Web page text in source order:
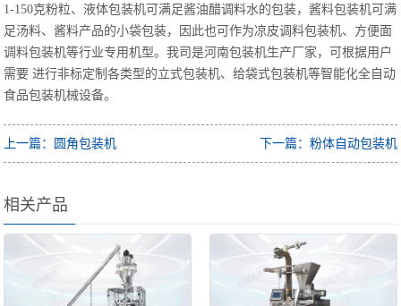
1-150克粉粒、液体包装机可满足酱油醋调料水的包装，酱料包装机可满
足汤料、酱料产品的小袋包装，因此也可作为凉皮调料包装机、方便面
调料包装机等行业专用机型。我司是河南包装机生产厂家，可根据用户
需要 进行非标定制各类型的立式包装机、给袋式包装机等智能化全自动
食品包装机械设备。
上一篇：圆角包装机 下一篇：粉体自动包装机
相关产品